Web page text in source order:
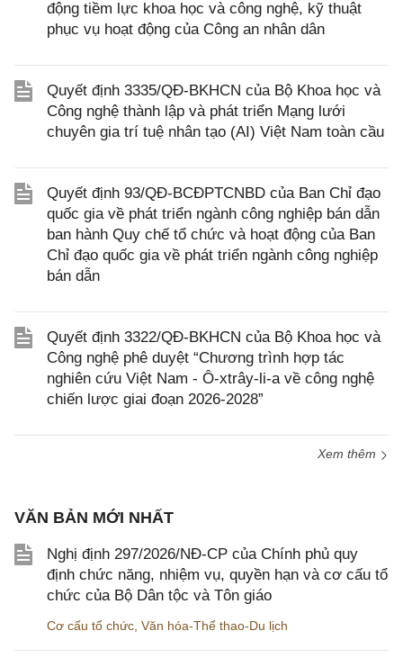
động tiềm lực khoa học và công nghệ, kỹ thuật
phục vụ hoạt động của Công an nhân dân
Quyết định 3335/QĐ-BKHCN của Bộ Khoa học và
Công nghệ thành lập và phát triển Mạng lưới
chuyên gia trí tuệ nhân tạo (AI) Việt Nam toàn cầu
Quyết định 93/QĐ-BCĐPTCNBD của Ban Chỉ đạo
quốc gia về phát triển ngành công nghiệp bán dẫn
ban hành Quy chế tổ chức và hoạt động của Ban
Chỉ đạo quốc gia về phát triển ngành công nghiệp
bán dẫn
Quyết định 3322/QĐ-BKHCN của Bộ Khoa học và
Công nghệ phê duyệt “Chương trình hợp tác
nghiên cứu Việt Nam - Ô-xtrây-li-a về công nghệ
chiến lược giai đoạn 2026-2028”
Xem thêm
VĂN BẢN MỚI NHẤT
Nghị định 297/2026/NĐ-CP của Chính phủ quy
định chức năng, nhiệm vụ, quyền hạn và cơ cấu tổ
chức của Bộ Dân tộc và Tôn giáo
Cơ cấu tổ chức, Văn hóa-Thể thao-Du lịch